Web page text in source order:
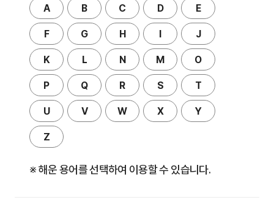
A B C D E
F G H I J
K L N M O
P Q R S T
U V W X Y
Z
※ 해운 용어를 선택하여 이용할 수 있습니다.